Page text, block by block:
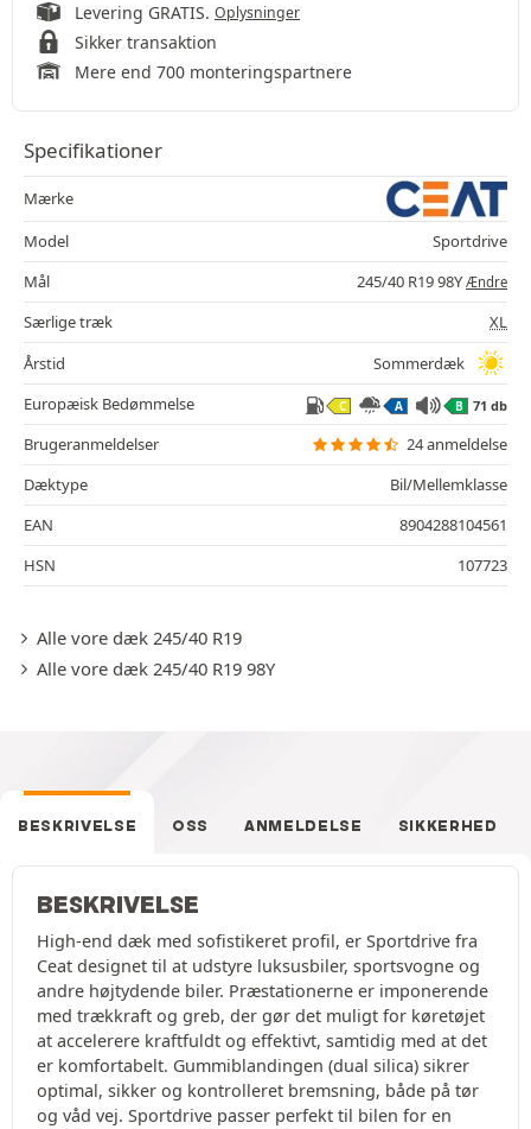
Levering GRATIS. Oplysninger
Sikker transaktion
Mere end 700 monteringspartnere
Specifikationer
Mærke
Model
Sportdrive
Mål
245/40 R19 98Y Ændre
Særlige træk
XL
Årstid
Sommerdæk
Europæisk Bedømmelse
C A B 71 db
Brugeranmeldelser
24 anmeldelse
Dæktype
Bil/Mellemklasse
EAN
8904288104561
HSN
107723
Alle vore dæk 245/40 R19
Alle vore dæk 245/40 R19 98Y
BESKRIVELSE OSS ANMELDELSE SIKKERHED
BESKRIVELSE
High-end dæk med sofistikeret profil, er Sportdrive fra
Ceat designet til at udstyre luksusbiler, sportsvogne og
andre højtydende biler. Præstationerne er imponerende
med trækkraft og greb, der gør det muligt for køretøjet
at accelerere kraftfuldt og effektivt, samtidig med at det
er komfortabelt. Gummiblandingen (dual silica) sikrer
optimal, sikker og kontrolleret bremsning, både på tør
og våd vej. Sportdrive passer perfekt til bilen for en